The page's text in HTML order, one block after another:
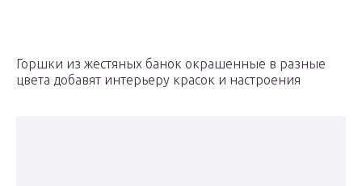
Горшки из жестяных банок окрашенные в разные
цвета добавят интерьеру красок и настроения